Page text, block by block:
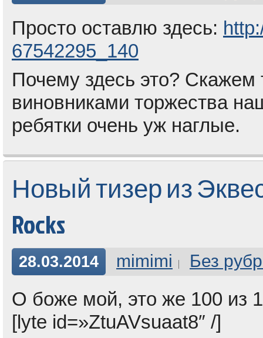
Просто оставлю здесь:
67542295_140
Почему здесь это? Скажем
виновниками торжества
ребятки очень уж наглые.
Новый тизер из
Rocks
28.03.2014 mimimi Без
О боже мой, это же 100 из
[lyte id=»ZtuAVsuaat8″ /]